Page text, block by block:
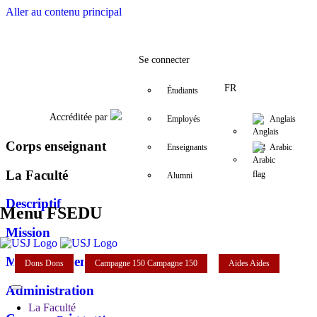
Aller au contenu principal
FacebookTwitter
Accréditée par
Se connecter
Étudiants
Employés
Enseignants
Alumni
FR
Anglais
Arabic
Menu FSEDU
Dons Dons Campagne 150 Campagne 150 AidesAides
La Faculté
Corps enseignant
La Faculté
Descriptif
Mission
Mot du doyen
Administration